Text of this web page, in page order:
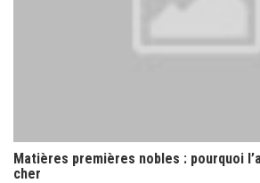
Matières premières nobles : pourquoi
cher